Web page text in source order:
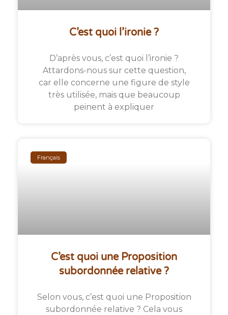
C’est quoi l’ironie ?
D’après vous, c’est quoi l’ironie ?
Attardons-nous sur cette question,
car elle concerne une figure de style
très utilisée, mais que beaucoup
peinent à expliquer
Français
C’est quoi une Proposition
subordonnée relative ?
Selon vous, c’est quoi une Proposition
subordonnée relative ? Cela vous